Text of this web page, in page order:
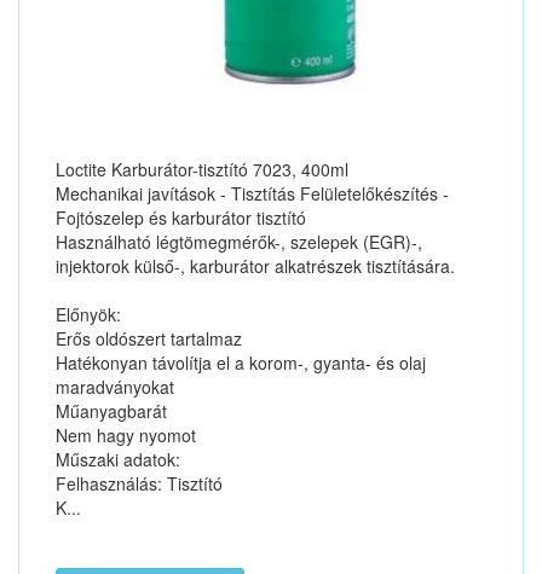
Loctite Karburátor-tisztító 7023, 400ml
Mechanikai javítások - Tisztítás Felületelőkészítés -
Fojtószelep és karburátor tisztító
Használható légtömegmérők-, szelepek (EGR)-,
injektorok külső-, karburátor alkatrészek tisztítására.
Előnyök:
Erős oldószert tartalmaz
Hatékonyan távolítja el a korom-, gyanta- és olaj
maradványokat
Műanyagbarát
Nem hagy nyomot
Műszaki adatok:
Felhasználás: Tisztító
K...